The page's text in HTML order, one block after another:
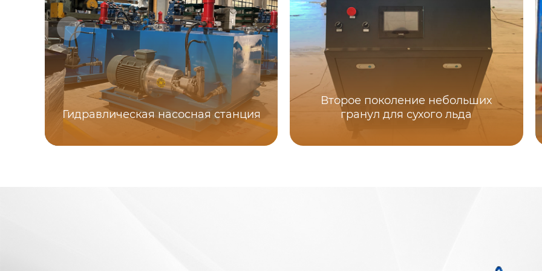
Гидравлическая насосная станция
Второе поколение небольших
гранул для сухого льда